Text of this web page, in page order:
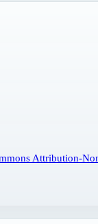
Attribution-